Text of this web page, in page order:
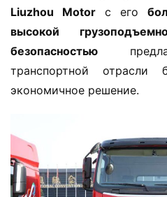
Liuzhou Motor​ ​ с его ​
высокой
безопасностью​
транспортной отрасли
экономичное решение.